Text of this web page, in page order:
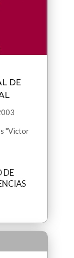
DE
"Victor
DE